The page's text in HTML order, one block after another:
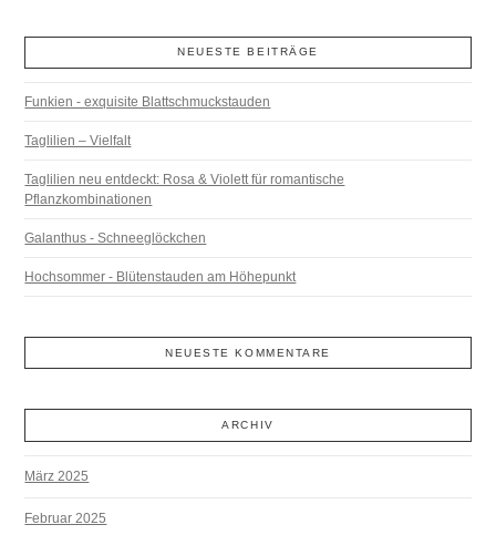
NEUESTE BEITRÄGE
Funkien - exquisite Blattschmuckstauden
Taglilien – Vielfalt
Taglilien neu entdeckt: Rosa & Violett für romantische
Pflanzkombinationen
Galanthus - Schneeglöckchen
Hochsommer - Blütenstauden am Höhepunkt
NEUESTE KOMMENTARE
ARCHIV
März 2025
Februar 2025